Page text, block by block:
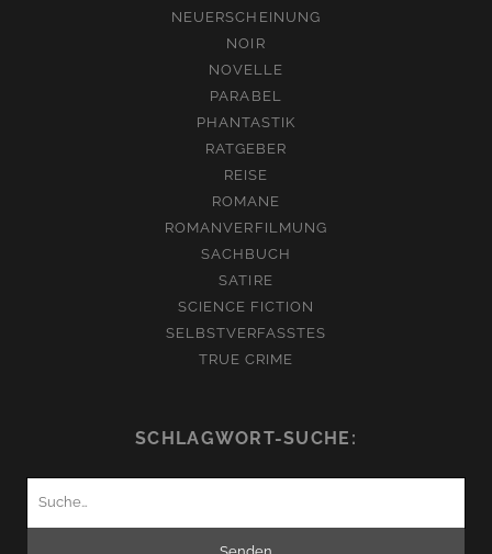
NEUERSCHEINUNG
NOIR
NOVELLE
PARABEL
PHANTASTIK
RATGEBER
REISE
ROMANE
ROMANVERFILMUNG
SACHBUCH
SATIRE
SCIENCE FICTION
SELBSTVERFASSTES
TRUE CRIME
SCHLAGWORT-SUCHE: